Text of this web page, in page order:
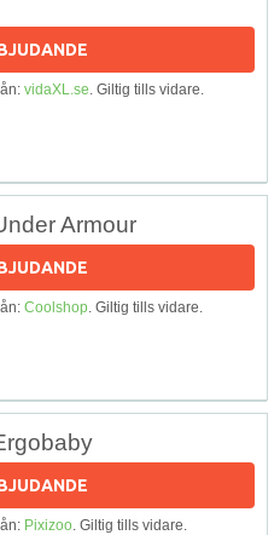
vidaXL.se. Giltig tills vidare.
Armour
Coolshop. Giltig tills vidare.
Pixizoo. Giltig tills vidare.